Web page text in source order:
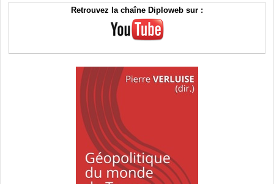
Retrouvez la chaîne Diploweb sur :